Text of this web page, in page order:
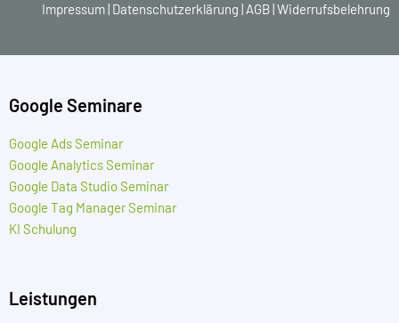
Impressum| Datenschutzerklärung | AGB|Widerrufsbelehrung
Google Seminare
Google Ads Seminar
Google Analytics Seminar
Google Data Studio Seminar
Google Tag Manager Seminar
KI Schulung
Leistungen